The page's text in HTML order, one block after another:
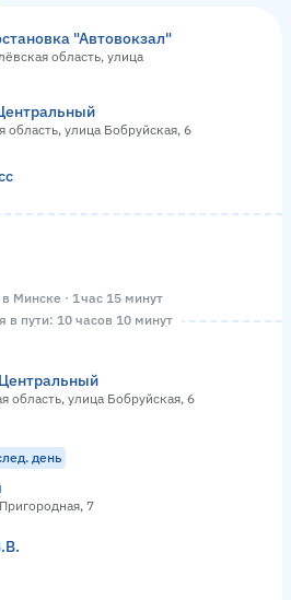
"Автовокзал"
область, улица
область, улица Бобруйская, 6
Минске · 1 час 15 минут
пути: 10 часов 10 минут
область, улица Бобруйская, 6
день
7